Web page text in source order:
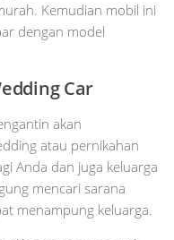
Kemudian mobil ini
dengan model
Car
akan
atau pernikahan
Anda dan juga keluarga
mencari sarana
menampung keluarga.